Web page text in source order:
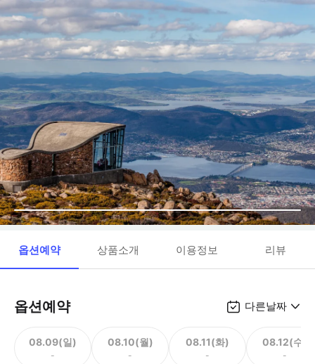
옵션예약 상품소개 이용정보 리뷰
옵션예약 다른날짜
08.09(일)
-
08.10(월)
-
08.11(화)
-
08.12(수)
-